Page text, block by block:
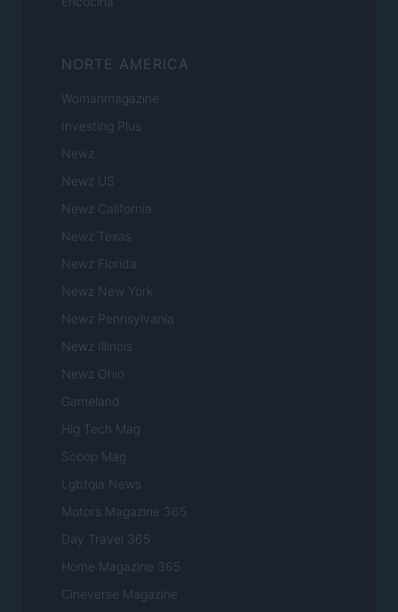
NORTE AMERICA
Womanmagazine
Investing Plus
Newz
Newz US
Newz California
Newz Texas
Newz Florida
Newz New York
Newz Pennsylvania
Newz Illinois
Newz Ohio
Gameland
Hig Tech Mag
Scoop Mag
Lgbtqia News
Motors Magazine 365
Day Travel 365
Home Magazine 365
Cineverse Magazine